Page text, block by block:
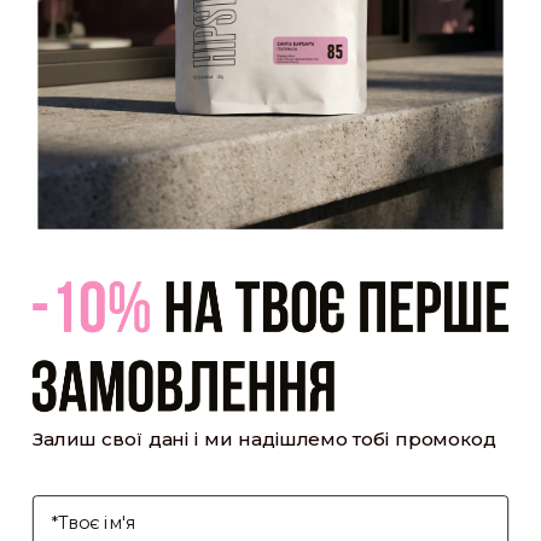
Закрити
Акаунт створено
Ви зареєструвалися на сайтіHipster.coffeeroasters і вже
можете користуватися особистим кабінетом, щоб отримувати
знижки та відстежувати історію замовлень!
[cf7form cf7key="wholesale-popup"]
Обсмажування кави
Залиш свої дані і ми надішлемо тобі промокод
І'мя